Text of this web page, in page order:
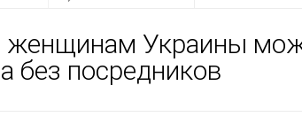
женщинам Украины
без посредников